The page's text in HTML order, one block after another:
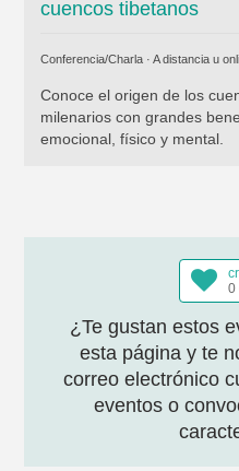
cuencos tibetanos
Conferencia/Charla · A distancia u
Conoce el origen de los
milenarios con grandes
emocional, físico y mental.
0
¿Te gustan estos
esta página y te
correo electrónico
eventos o